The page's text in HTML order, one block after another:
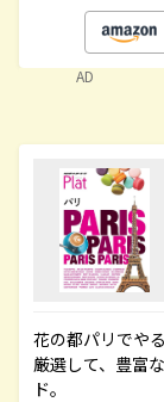
AD
花の都パリでや
厳選して、豊富
ド。